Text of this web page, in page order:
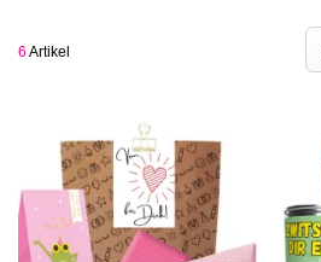
Jede Geschenktüte kann auf
werden
6 Artikel